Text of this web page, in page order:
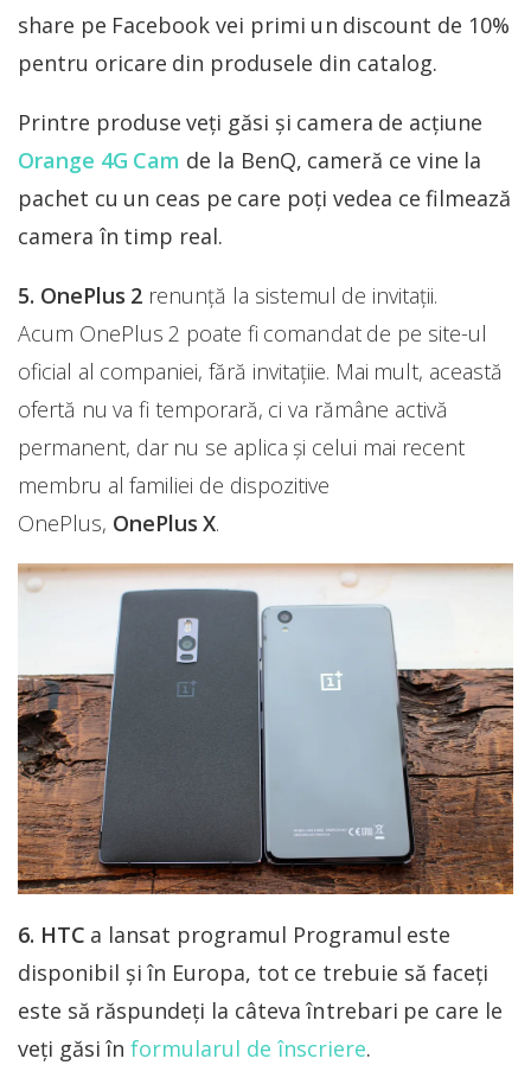
share pe Facebook vei primi un discount de 10%
pentru oricare din produsele din catalog.
Printre produse veți găsi și camera de acțiune
Orange 4G Cam de la BenQ, cameră ce vine la
pachet cu un ceas pe care poți vedea ce filmează
camera în timp real.
5. OnePlus 2 renunță la sistemul de invitații.
Acum OnePlus 2 poate fi comandat de pe site-ul
oficial al companiei, fără invitaţiie. Mai mult, această
ofertă nu va fi temporară, ci va rămâne activă
permanent, dar nu se aplica şi celui mai recent
membru al familiei de dispozitive
OnePlus, OnePlus X.
6. HTC a lansat programul Programul este
disponibil și în Europa, tot ce trebuie să faceți
este să răspundeți la câteva întrebari pe care le
veți găsi înformularul de înscriere.